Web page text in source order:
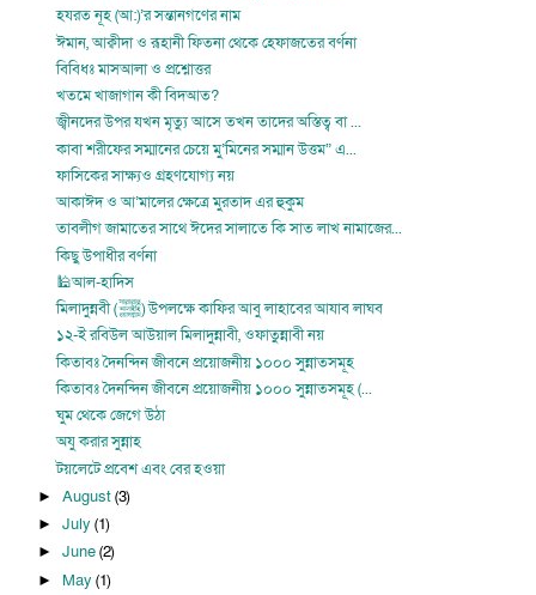
হযরত নূহ (আ:)’র সন্তানগণের নাম
ঈমান, আক্বীদা ও রূহানী ফিতনা থেকে হেফাজতের বর্ণনা
বিবিধঃ মাসআলা ও প্রশ্নোত্তর
খতমে খাজাগান কী বিদআত?
জ্বীনদের উপর যখন মৃত্যু আসে তখন তাদের অস্তিত্ব বা ...
কাবা শরীফের সম্মানের চেয়ে মু’মিনের সম্মান উত্তম” এ...
ফাসিকের সাক্ষ্যও গ্রহণযোগ্য নয়
আকাঈদ ও আ’মালের ক্ষেত্রে মুরতাদ এর হুকুম
তাবলীগ জামাতের সাথে ঈদের সালাতে কি সাত লাখ নামাজের...
কিছু উপাধীর বর্ণনা
🕌আল-হাদিস
মিলাদুন্নবী (ﷺ) উপলক্ষে কাফির আবু লাহাবের আযাব লাঘব
১২-ই রবিউল আউয়াল মিলাদুন্নাবী, ওফাতুন্নাবী নয়
কিতাবঃ দৈনন্দিন জীবনে প্রয়োজনীয় ১০০০ সুন্নাতসমূহ
কিতাবঃ দৈনন্দিন জীবনে প্রয়োজনীয় ১০০০ সুন্নাতসমূহ (...
ঘুম থেকে জেগে উঠা
অযু করার সুন্নাহ
টয়লেটে প্রবেশ এবং বের হওয়া
► August(3)
► July (1)
► June(2)
► May (1)